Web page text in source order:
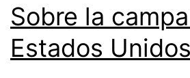
Sobre la
Estados Unidos